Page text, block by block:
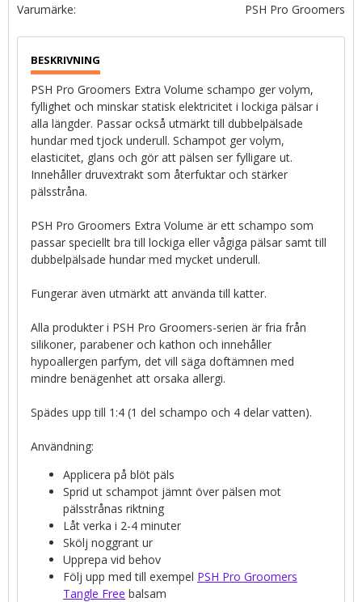
PSH Pro Groomers
PSH Pro Groomers Extra Volume schampo ger volym,
fyllighet och minskar statisk elektricitet i lockiga pälsar i
alla längder. Passar också utmärkt till dubbelpälsade
hundar med tjock underull. Schampot ger volym,
elasticitet, glans och gör att pälsen ser fylligare ut.
Innehåller druvextrakt som återfuktar och stärker
pälsstråna.
PSH Pro Groomers Extra Volume är ett schampo som
passar speciellt bra till lockiga eller vågiga pälsar samt till
dubbelpälsade hundar med mycket underull.
Fungerar även utmärkt att använda till katter.
Alla produkter i PSH Pro Groomers-serien är fria från
silikoner, parabener och kathon och innehåller
hypoallergen parfym, det vill säga doftämnen med
mindre benägenhet att orsaka allergi.
Spädes upp till 1:4 (1 del schampo och 4 delar vatten).
Användning:
Applicera på blöt päls
Sprid ut schampot jämnt över pälsen mot
pälsstrånas riktning
Låt verka i 2-4 minuter
Skölj noggrant ur
Upprepa vid behov
Följ upp med till exempel PSH Pro Groomers
Tangle Free balsam